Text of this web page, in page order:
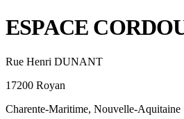
ESPACE
Rue Henri DUNANT
17200 Royan
Charente-Maritime, Nouvelle-Aquitaine